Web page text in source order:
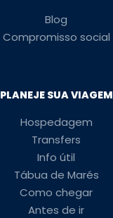
Blog
Compromisso social
PLANEJE SUA VIAGEM
Hospedagem
Transfers
Info útil
Tábua de Marés
Como chegar
Antes de ir